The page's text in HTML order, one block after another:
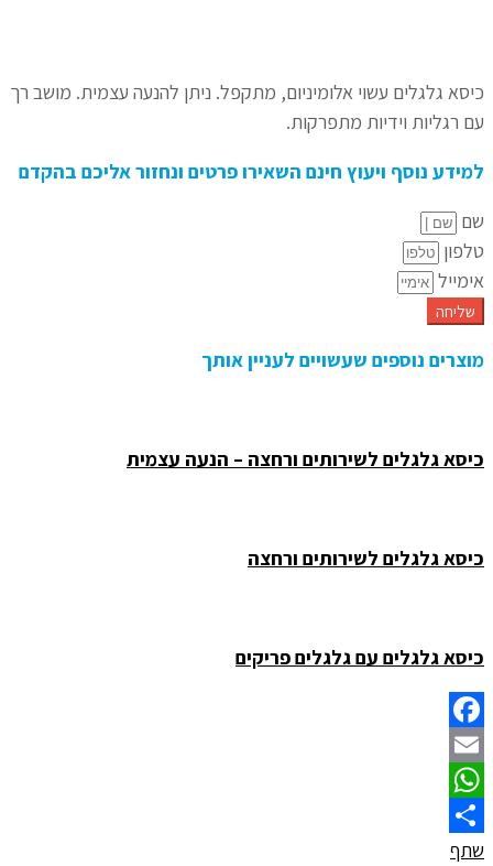
כיסא גלגלים עשוי אלומיניום, מתקפל. ניתן להנעה עצמית. מושב רך
עם רגליות וידיות מתפרקות.
למידע נוסף ויעוץ חינם השאירו פרטים ונחזור אליכם בהקדם
שם
טלפון
אימייל
שליחה
מוצרים נוספים שעשויים לעניין אותך
כיסא גלגלים לשירותים ורחצה – הנעה עצמית
כיסא גלגלים לשירותים ורחצה
כיסא גלגלים עם גלגלים פריקים
Facebook
Email
WhatsApp
שתף